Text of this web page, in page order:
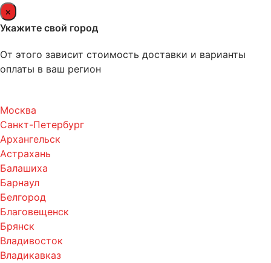
×
Укажите свой город
От этого зависит стоимость доставки и варианты
оплаты в ваш регион
Москва
Санкт-Петербург
Архангельск
Астрахань
Балашиха
Барнаул
Белгород
Благовещенск
Брянск
Владивосток
Владикавказ